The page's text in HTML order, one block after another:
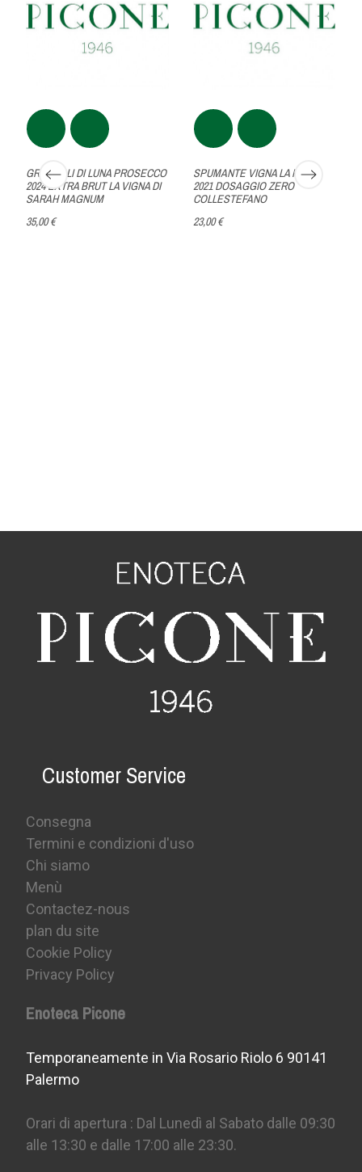
GRAPPOLI DI LUNA PROSECCO
2024 EXTRA BRUT LA VIGNA DI
SARAH MAGNUM
35,00 €
SPUMANTE VIGNA LA PRATA
2021 DOSAGGIO ZERO
COLLESTEFANO
23,00 €
Customer Service
Consegna
Termini e condizioni d'uso
Chi siamo
Menù
Contactez-nous
plan du site
Cookie Policy
Privacy Policy
Enoteca Picone
Temporaneamente in Via Rosario Riolo 6 90141
Palermo
Orari di apertura : Dal Lunedì al Sabato dalle 09:30
alle 13:30 e dalle 17:00 alle 23:30.